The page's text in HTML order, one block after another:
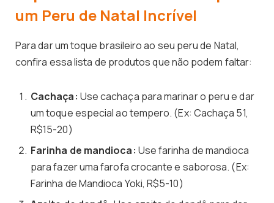
um Peru de Natal Incrível
Para dar um toque brasileiro ao seu peru de Natal,
confira essa lista de produtos que não podem faltar:
Cachaça: Use cachaça para marinar o peru e dar
um toque especial ao tempero. (Ex: Cachaça 51,
R$15-20)
Farinha de mandioca: Use farinha de mandioca
para fazer uma farofa crocante e saborosa. (Ex:
Farinha de Mandioca Yoki, R$5-10)